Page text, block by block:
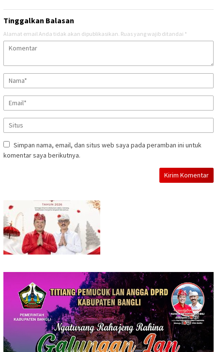
Tinggalkan Balasan
Alamat email Anda tidak akan dipublikasikan. Ruas yang wajib ditandai *
Simpan nama, email, dan situs web saya pada peramban ini untuk
komentar saya berikutnya.